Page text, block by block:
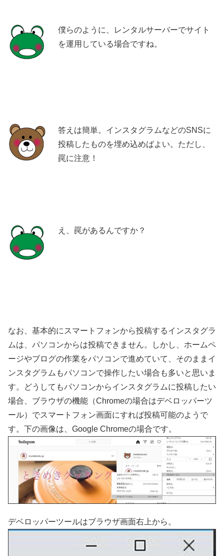
僕らのように、レンタルサーバーでサイト
を運用している場合ですね。
答えは簡単。インスタグラムなどのSNSに
投稿したものを埋め込めばよい。ただし、
罠に注意！
え、罠があるんですか？
なお、基本的にスマートフォンから投稿するインスタグラ
ムは、パソコンからは投稿できません。しかし、ホームペ
ージやブログの作業をパソコンで進めていて、そのままイ
ンスタグラムもパソコンで操作したい場合も多いと思いま
す。どうしてもパソコンからインスタグラムに投稿したい
場合、ブラウザの機能（Chromeの場合はデベロッパーツ
ール）でスマートフォン画面にすれば投稿可能のようで
す。下の画像は、Google Chromeの場合です。
デベロッパーツールはブラウザ画面右上から。